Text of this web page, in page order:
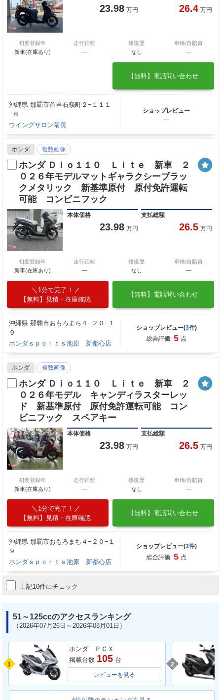
23.98 万円 26.4 万円
初度登録年
新車(在庫あり)
走行距離
―
修復歴
なし
車検/自賠責
―
【無料】電話問い合わせ
沖縄県 那覇市首里石嶺町２−１１１
−６
ウイングサロン翁長
ショップレビュー
―
ホンダ 複数画像
ホンダ Ｄｉｏ１１０ Ｌｉｔｅ 新車 ２
０２６年モデルマットギャラクシーブラッ
クメタリック 新基準原付 原付免許運転
可能 コンビニフック
本体価格
23.98 万円
支払総額
26.5 万円
初度登録年
新車(在庫あり)
走行距離
―
修復歴
なし
車検/自賠責
―
1分で完了！
【無料】見積・在庫確認
【無料】電話問い合わせ
沖縄県 那覇市おもろまち４−２０−１
９
ホンダｓｐｏｒｔｓ池原 新都心店
ショップレビュー(3件)
総合評価: 5 点
ホンダ 複数画像
ホンダ Ｄｉｏ１１０ Ｌｉｔｅ 新車 ２
０２６年モデル キャンディラスターレッ
ド 新基準原付 原付免許運転可能 コン
ビニフック スペアキー
本体価格
23.98 万円
支払総額
26.5 万円
初度登録年
新車(在庫あり)
走行距離
―
修復歴
なし
車検/自賠責
―
1分で完了！
【無料】見積・在庫確認
【無料】電話問い合わせ
沖縄県 那覇市おもろまち４−２０−１
９
ホンダｓｐｏｒｔｓ池原 新都心店
ショップレビュー(3件)
総合評価: 5 点
上記10件にチェック
51～125ccのアクセスランキング
（2026年07月26日～2026年08月01日）
1
ホンダ ＰＣＸ
掲載台数 105 台
レビューを見る
2